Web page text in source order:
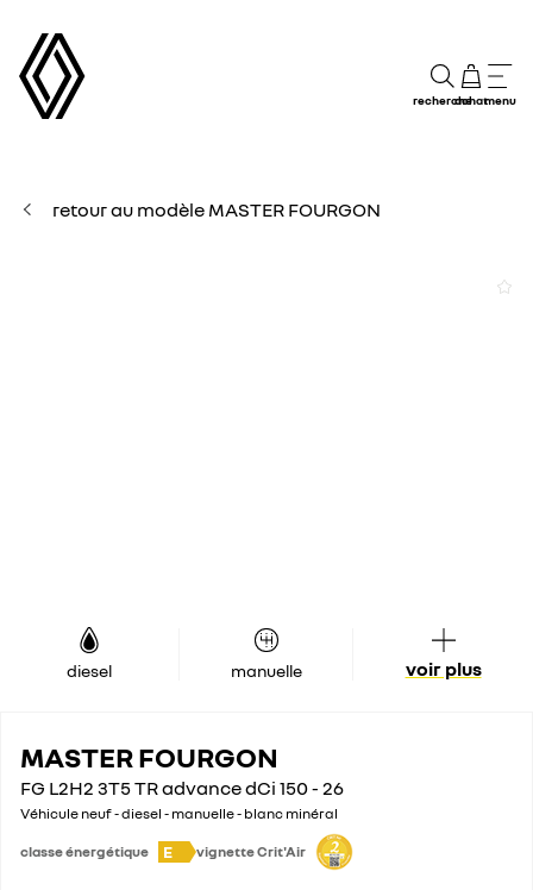
rechercheachatmenu
retour au modèle MASTER FOURGON
diesel manuelle voir plus
MASTER FOURGON
FG L2H2 3T5 TR advance dCi 150 - 26
Véhicule neuf - diesel - manuelle - blanc minéral
classe énergétique E vignette Crit'Air